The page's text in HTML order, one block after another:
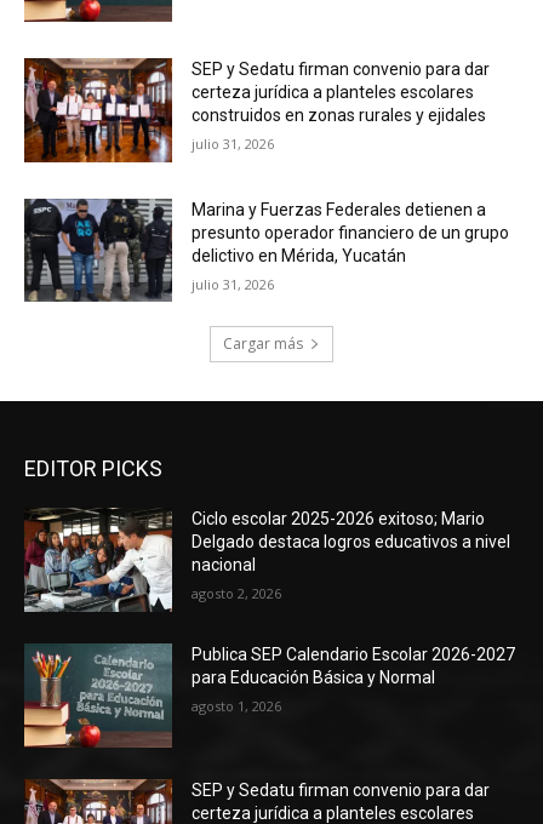
SEP y Sedatu firman convenio para dar
certeza jurídica a planteles escolares
construidos en zonas rurales y ejidales
julio 31, 2026
Marina y Fuerzas Federales detienen a
presunto operador financiero de un grupo
delictivo en Mérida, Yucatán
julio 31, 2026
Cargar más
EDITOR PICKS
Ciclo escolar 2025-2026 exitoso; Mario
Delgado destaca logros educativos a nivel
nacional
agosto 2, 2026
Publica SEP Calendario Escolar 2026-2027
para Educación Básica y Normal
agosto 1, 2026
SEP y Sedatu firman convenio para dar
certeza jurídica a planteles escolares